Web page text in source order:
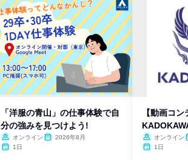
「洋服の青山」の仕事体験で自
分の強みを見つけよう!
オンライン
2026年8月
1日
【動画コン
オンライン
1日